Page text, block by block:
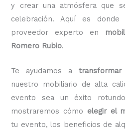
y crear una atmósfera que
celebración. Aquí es
proveedor experto en
Romero Rubio.
Te ayudamos a
nuestro mobiliario de alta
evento sea un éxito
mostraremos cómo elegir el
tu evento, los beneficios de